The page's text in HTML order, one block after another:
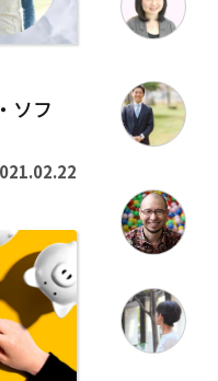
ソフ